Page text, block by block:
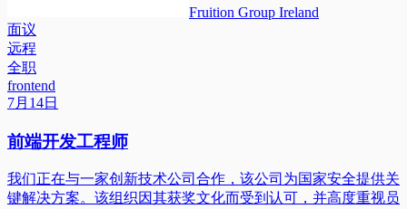
Fruition Group Ireland
面议
远程
全职
frontend
7月14日
前端开发工程师
我们正在与一家创新技术公司合作，该公司为国家安全提供关
键解决方案。该组织因其获奖文化而受到认可，并高度重视员